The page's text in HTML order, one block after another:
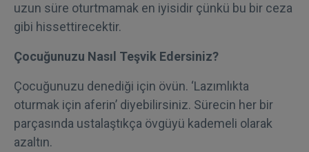
uzun süre oturtmamak en iyisidir çünkü bu bir ceza
gibi hissettirecektir.
Çocuğunuzu Nasıl Teşvik Edersiniz?
Çocuğunuzu denediği için övün. ‘Lazımlıkta
oturmak için aferin’ diyebilirsiniz. Sürecin her bir
parçasında ustalaştıkça övgüyü kademeli olarak
azaltın.